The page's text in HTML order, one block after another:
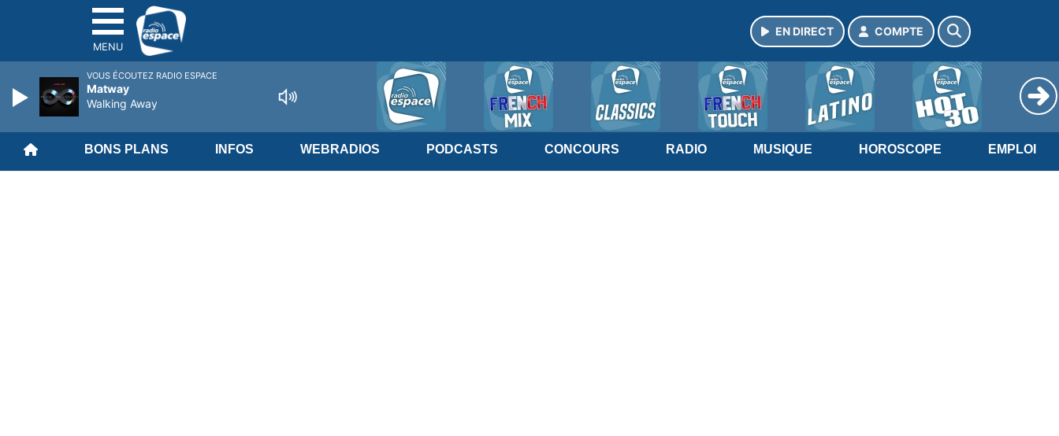
MENU
EN DIRECT COMPTE
BONS PLANS INFOS WEBRADIOS PODCASTS CONCOURS RADIO MUSIQUE HOROSCOPE EMPLOI
VOUS ÉCOUTEZ RADIO ESPACE
Matway
Walking Away